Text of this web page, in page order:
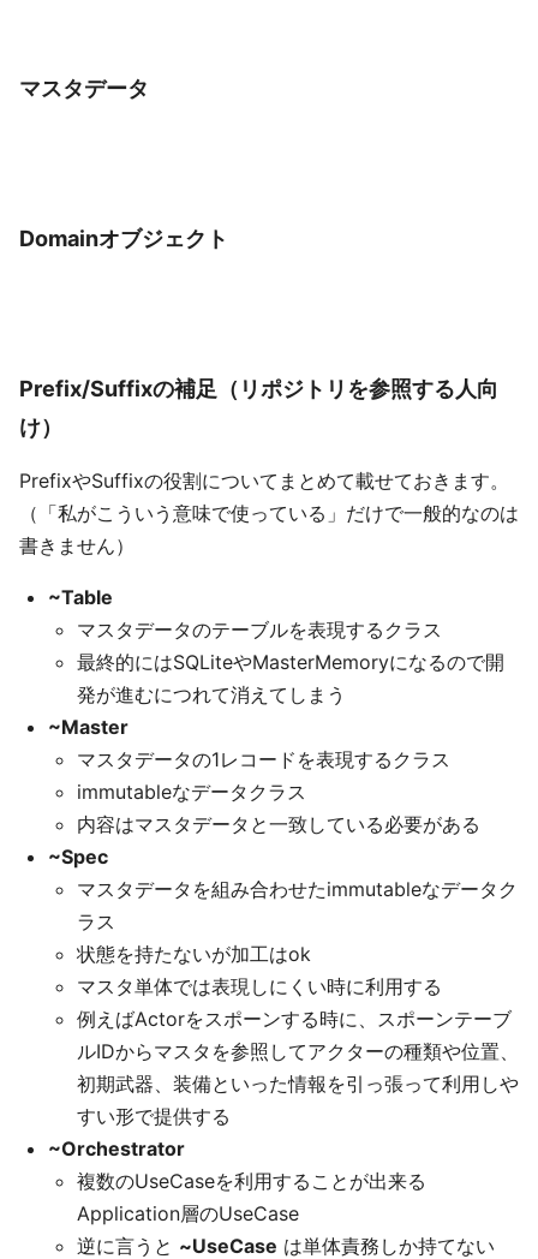
マスタデータ
Domainオブジェクト
Prefix/Suffixの補足（リポジトリを参照する人向
け）
PrefixやSuffixの役割についてまとめて載せておきます。
（「私がこういう意味で使っている」だけで一般的なのは
書きません）
~Table
マスタデータのテーブルを表現するクラス
最終的にはSQLiteやMasterMemoryになるので開
発が進むにつれて消えてしまう
~Master
マスタデータの1レコードを表現するクラス
immutableなデータクラス
内容はマスタデータと一致している必要がある
~Spec
マスタデータを組み合わせたimmutableなデータク
ラス
状態を持たないが加工はok
マスタ単体では表現しにくい時に利用する
例えばActorをスポーンする時に、スポーンテーブ
ルIDからマスタを参照してアクターの種類や位置、
初期武器、装備といった情報を引っ張って利用しや
すい形で提供する
~Orchestrator
複数のUseCaseを利用することが出来る
Application層のUseCase
逆に言うと ~UseCase は単体責務しか持てない